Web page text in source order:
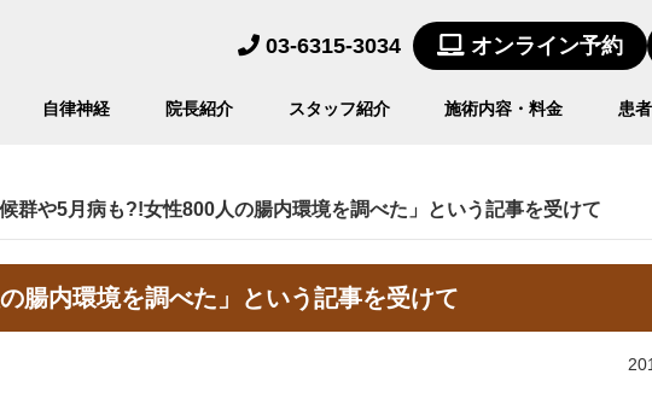
03-6315-3034 オンライン予約
自律神経 院長紹介 スタッフ紹介 施術内容・料金 患
候群や5月病も?!女性800人の腸内環境を調べた」という記事を受けて
腸内環境を調べた」という記事を受けて